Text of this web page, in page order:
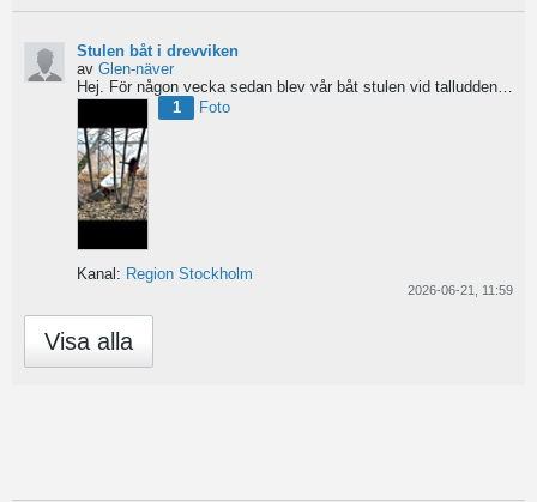
Stulen båt i drevviken
av Glen-näver
1
Foto
Kanal: Region Stockholm
2026-06-21, 11:59
Visa alla